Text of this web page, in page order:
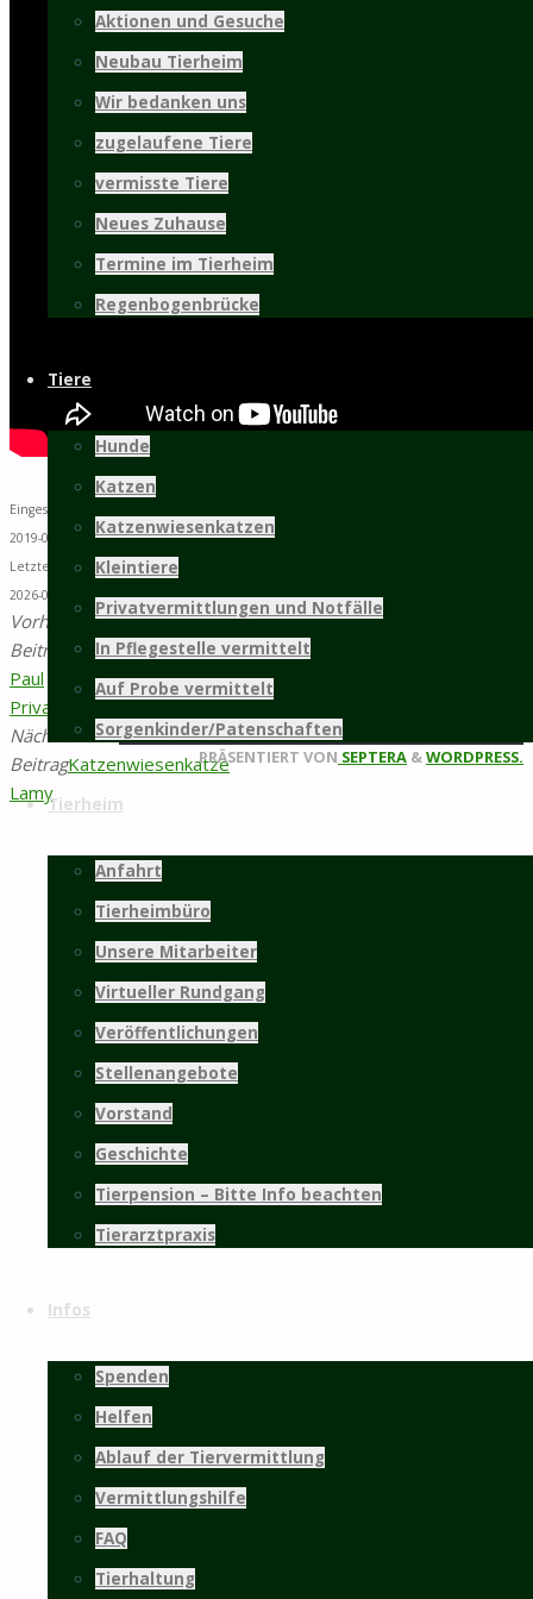
Aktionen und Gesuche
Neubau Tierheim
Wir bedanken uns
zugelaufene Tiere
vermisste Tiere
Neues Zuhause
Termine im Tierheim
Regenbogenbrücke
Tiere
Hunde
Katzen
Katzenwiesenkatzen
Kleintiere
Privatvermittlungen und Notfälle
In Pflegestelle vermittelt
Auf Probe vermittelt
Sorgenkinder/Patenschaften
Tierheim
Anfahrt
Tierheimbüro
Unsere Mitarbeiter
Virtueller Rundgang
Veröffentlichungen
Stellenangebote
Vorstand
Geschichte
Tierpension – Bitte Info beachten
Tierarztpraxis
Infos
Spenden
Helfen
Ablauf der Tiervermittlung
Vermittlungshilfe
FAQ
Tierhaltung
Eingestellt am:
2019-05-28 02:42
Letzte Änderung:
2026-07-11 01:43
Vorheriger
Beitrag
Hund
Paul
Privatvermittlung
Nächster
BeitragKatzenwiesenkatze
Lamy
05121 / 9 57 57 - 0
05121 / 9 57 57 - 99
info@tierschutz-hildesheim.de
Impressum und Datenschutz
Spenden
Spenden an den Tierschutz Hildesheim bitte an
folgende Bankverbindung:
BIC NOLADE21HIK
Sachspenden aus der
weitere Infos...
©2025 Tierschutz Hildesheim und Umgebung
e.V.
PRÄSENTIERT VON SEPTERA &WORDPRESS.
Zurück
oben